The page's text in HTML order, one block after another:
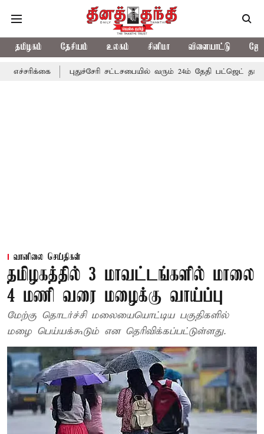
தமிழகம் தேசியம் உலகம் சினிமா விளையாட்டு
புதுச்சேரி சட்டசபையில் வரும் 24ம் தேதி பட்ஜெட் தாக்கல்
வானிலை செய்திகள்
தமிழகத்தில் 3 மாவட்டங்களில் மாலை
4 மணி வரை மழைக்கு வாய்ப்பு
மேற்கு தொடர்ச்சி மலையையொட்டிய பகுதிகளில்
மழை பெய்யக்கூடும் என தெரிவிக்கப்பட்டுள்ளது.